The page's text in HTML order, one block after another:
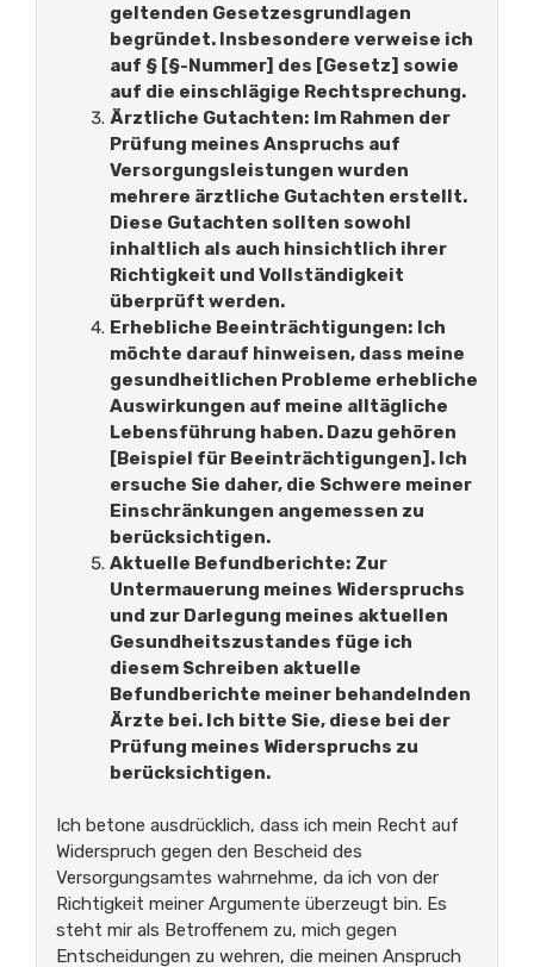
geltenden Gesetzesgrundlagen
begründet. Insbesondere verweise ich
auf § [§-Nummer] des [Gesetz] sowie
auf die einschlägige Rechtsprechung.
Ärztliche Gutachten: Im Rahmen der
Prüfung meines Anspruchs auf
Versorgungsleistungen wurden
mehrere ärztliche Gutachten erstellt.
Diese Gutachten sollten sowohl
inhaltlich als auch hinsichtlich ihrer
Richtigkeit und Vollständigkeit
überprüft werden.
Erhebliche Beeinträchtigungen: Ich
möchte darauf hinweisen, dass meine
gesundheitlichen Probleme erhebliche
Auswirkungen auf meine alltägliche
Lebensführung haben. Dazu gehören
[Beispiel für Beeinträchtigungen]. Ich
ersuche Sie daher, die Schwere meiner
Einschränkungen angemessen zu
berücksichtigen.
Aktuelle Befundberichte: Zur
Untermauerung meines Widerspruchs
und zur Darlegung meines aktuellen
Gesundheitszustandes füge ich
diesem Schreiben aktuelle
Befundberichte meiner behandelnden
Ärzte bei. Ich bitte Sie, diese bei der
Prüfung meines Widerspruchs zu
berücksichtigen.
Ich betone ausdrücklich, dass ich mein Recht auf
Widerspruch gegen den Bescheid des
Versorgungsamtes wahrnehme, da ich von der
Richtigkeit meiner Argumente überzeugt bin. Es
steht mir als Betroffenem zu, mich gegen
Entscheidungen zu wehren, die meinen Anspruch